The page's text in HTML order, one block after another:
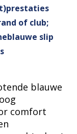
of club;
slip
blauwe
comfort